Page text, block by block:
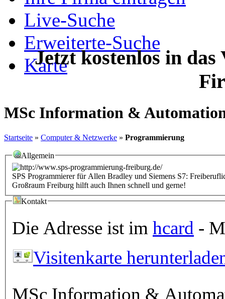
Live-Suche
Erweiterte-Suche
Karte
Jetzt kostenlos in
MSc Information &
Startseite » Computer & Netzwerke » Programmierung
Allgemein
SPS Programmierer für Allen Bradley und Siemens S7:
Großraum Freiburg hilft auch Ihnen schnell und gerne!
Kontakt
Die Adresse ist im hcard -
Visitenkarte
MSc Information &